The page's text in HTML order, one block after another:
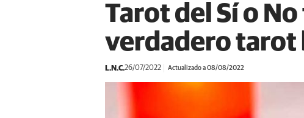
Tarot del Sí o
verdadero tarot
L.N.C.26/07/2022 Actualizado a 08/08/2022